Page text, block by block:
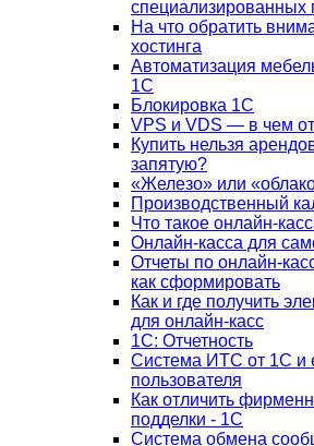
специализированных
На что обратить
хостинга
Автоматизация
1С
Блокировка 1С
VPS и VDS — в чем
Купить нельзя
запятую?
«Железо» или
Производственный
Что такое онлайн-
Онлайн-касса для
Отчеты по онлайн-
как сформировать
Как и где получить
для онлайн-касс
1С: Отчетность
Система ИТС от 1С и
пользователя
Как отличить
подделки - 1С
Система обмена